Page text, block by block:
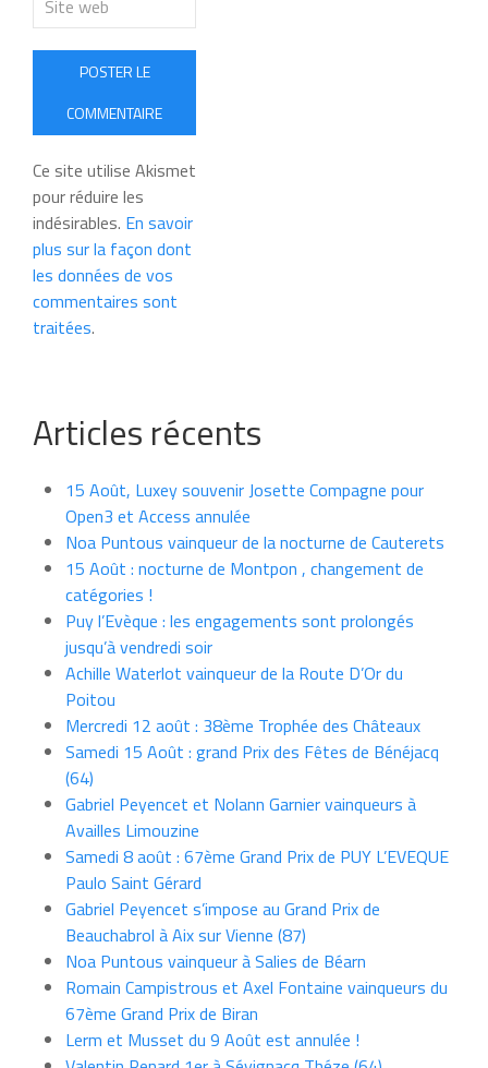
POSTER LE
COMMENTAIRE
Ce site utilise Akismet
pour réduire les
indésirables. En savoir
plus sur la façon dont
les données de vos
commentaires sont
traitées.
Articles récents
15 Août, Luxey souvenir Josette Compagne pour
Open3 et Access annulée
Noa Puntous vainqueur de la nocturne de Cauterets
15 Août : nocturne de Montpon , changement de
catégories !
Puy l’Evèque : les engagements sont prolongés
jusqu’à vendredi soir
Achille Waterlot vainqueur de la Route D’Or du
Poitou
Mercredi 12 août : 38ème Trophée des Châteaux
Samedi 15 Août : grand Prix des Fêtes de Bénéjacq
(64)
Gabriel Peyencet et Nolann Garnier vainqueurs à
Availles Limouzine
Samedi 8 août : 67ème Grand Prix de PUY L’EVEQUE
Paulo Saint Gérard
Gabriel Peyencet s’impose au Grand Prix de
Beauchabrol à Aix sur Vienne (87)
Noa Puntous vainqueur à Salies de Béarn
Romain Campistrous et Axel Fontaine vainqueurs du
67ème Grand Prix de Biran
Lerm et Musset du 9 Août est annulée !